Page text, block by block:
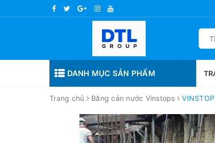
DANH MỤC SẢN PHẨM
Trang chủ Băng cản nước Vinstops